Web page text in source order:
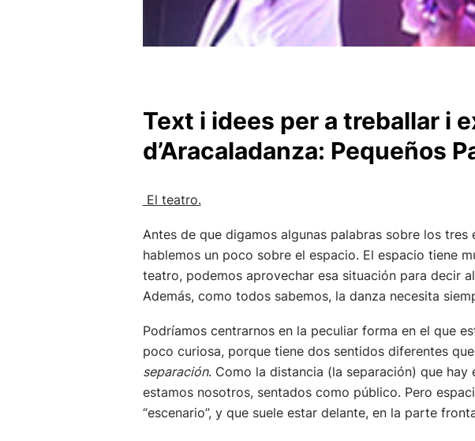
Text i idees per a treballar i
d’Aracaladanza: Pequeños
El teatro.
Antes de que digamos algunas palabras sobre los
hablemos un poco sobre el espacio. El espacio tiene
teatro, podemos aprovechar esa situación para decir
Además, como todos sabemos, la danza necesita
Podríamos centrarnos en la peculiar forma en el que
poco curiosa, porque tiene dos sentidos diferentes
separación. Como la distancia (la separación) que
estamos nosotros, sentados como público. Pero
“escenario”, y que suele estar delante, en la parte